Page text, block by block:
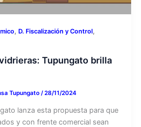
, D. Fiscalización y Control,
Tupungato brilla
Tupungato /28/11/2024
lanza esta propuesta para que
y con frente comercial sean